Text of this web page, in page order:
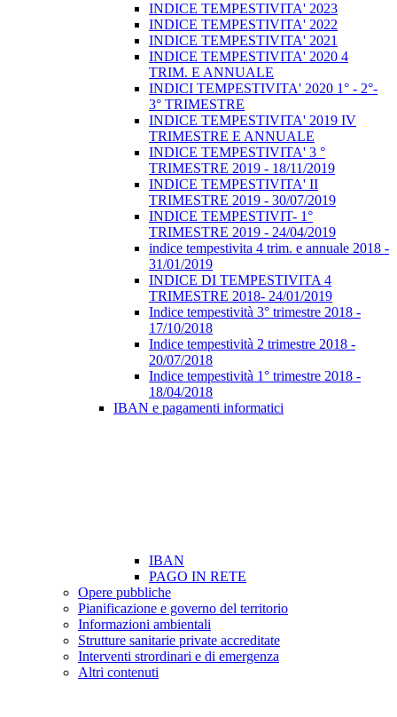
INDICE TEMPESTIVITA' 2023
INDICE TEMPESTIVITA' 2022
INDICE TEMPESTIVITA' 2021
INDICE TEMPESTIVITA' 2020 4
TRIM. E ANNUALE
INDICI TEMPESTIVITA' 2020 1° - 2°-
3° TRIMESTRE
INDICE TEMPESTIVITA' 2019 IV
TRIMESTRE E ANNUALE
INDICE TEMPESTIVITA' 3 °
TRIMESTRE 2019 - 18/11/2019
INDICE TEMPESTIVITA' II
TRIMESTRE 2019 - 30/07/2019
INDICE TEMPESTIVIT- 1°
TRIMESTRE 2019 - 24/04/2019
indice tempestivita 4 trim. e annuale 2018 -
31/01/2019
INDICE DI TEMPESTIVITA 4
TRIMESTRE 2018- 24/01/2019
Indice tempestività 3° trimestre 2018 -
17/10/2018
Indice tempestività 2 trimestre 2018 -
20/07/2018
Indice tempestività 1° trimestre 2018 -
18/04/2018
IBAN e pagamenti informatici
IBAN
PAGO IN RETE
Opere pubbliche
Pianificazione e governo del territorio
Informazioni ambientali
Strutture sanitarie private accreditate
Interventi strordinari e di emergenza
Altri contenuti